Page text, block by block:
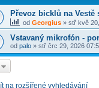
Převoz bicklů na Vestě
od Georgius » stř kvě
Vstavaný mikrofón -
od palo » stř črc 29, 2026
na rozšířené vyhledávání